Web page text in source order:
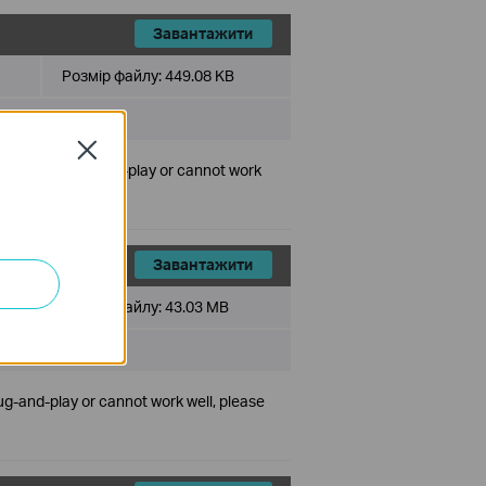
Завантажити
Розмір файлу:449.08 KB
is not plug-and-play or cannot work
Завантажити
Розмір файлу:43.03 MB
and-play or cannot work well, please
Close